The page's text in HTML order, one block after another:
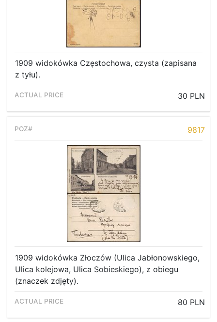
Home page
Current auction
Recent result
Archive
Regulation
1909 widokówka Częstochowa, czysta (zapisana
z tyłu).
30 PLN
9817
1909 widokówka Złoczów (Ulica Jabłonowskiego,
Ulica kolejowa, Ulica Sobieskiego), z obiegu
(znaczek zdjęty).
80 PLN